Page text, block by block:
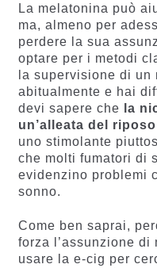
La melatonina può
ma, almeno per
perdere la sua
optare per i metodi
la supervisione di un
abitualmente e hai
devi sapere che
la
un’alleata del riposo
uno stimolante
che molti fumatori di
evidenzino problemi
sonno.
Come ben saprai,
forza l’assunzione
usare la e-cig per